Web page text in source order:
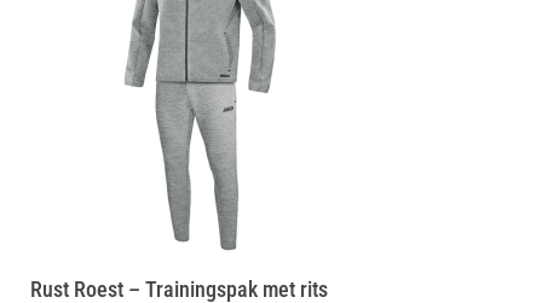
Rust Roest – Trainingspak met rits